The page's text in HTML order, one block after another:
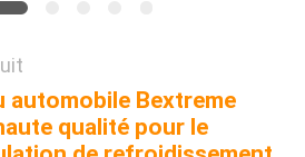
automobile Bextreme
qualité pour le